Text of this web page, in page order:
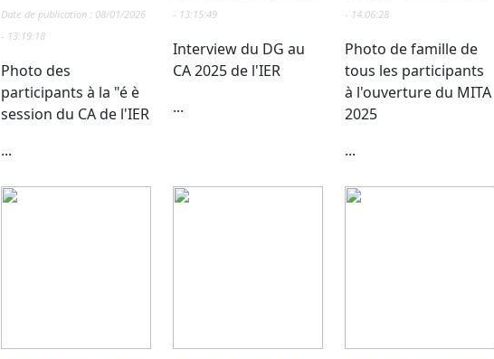
Date de publication : 08/01/2026
- 13:19:18
Photo des
participants à la "é è
session du CA de l'IER
...
- 13:15:49
Interview du DG au
CA 2025 de l'IER
...
- 14:06:28
Photo de famille de
tous les participants
à l'ouverture du MITA
2025
...